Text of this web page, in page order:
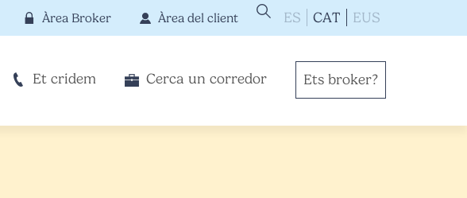
Àrea Broker Àrea del client ES CAT EUS
Et cridem Cerca un corredor Ets broker?